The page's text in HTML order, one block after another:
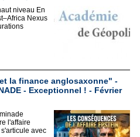
niveau En
Nexus
la finance anglosaxonne" -
- Exceptionnel ! - Février
l'affaire
avec